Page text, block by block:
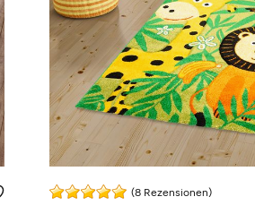
(8 Rezensionen)